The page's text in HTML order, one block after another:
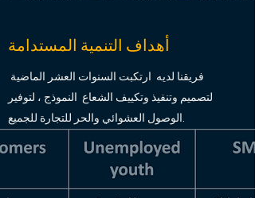
أهداف التنمية المستدامة
فريقنا لديه ارتكبت السنوات العشر الماضية
لتصميم وتنفيذ وتكييف الشعاع النموذج ، لتوفير